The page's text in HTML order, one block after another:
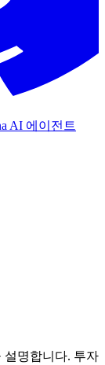
AI 에이전트
설명합니다. 투자